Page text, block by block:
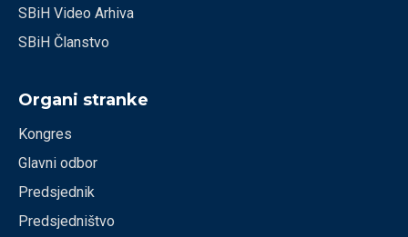
SBiH Video Arhiva
SBiH Članstvo
Organi stranke
Kongres
Glavni odbor
Predsjednik
Predsjedništvo